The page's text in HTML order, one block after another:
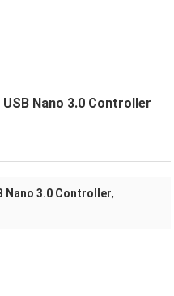
USB Nano 3.0 Controller
Nano 3.0 Controller,